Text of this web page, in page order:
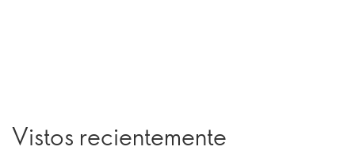
Vistos recientemente